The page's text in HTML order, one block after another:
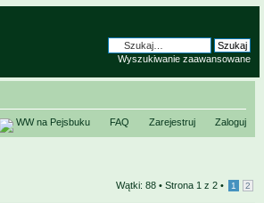
Wyszukiwanie zaawansowane
WW na Pejsbuku FAQ Zarejestruj Zaloguj
Wątki: 88 • Strona 1 z 2 • 1 2